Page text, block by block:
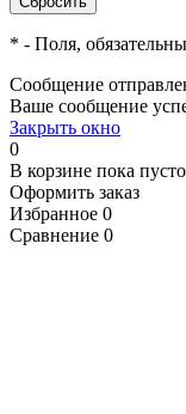
* - Поля,
Сообщение
Ваше сообщение
Закрыть окно
0
В корзине пока пусто
Оформить заказ
Избранное 0
Сравнение 0